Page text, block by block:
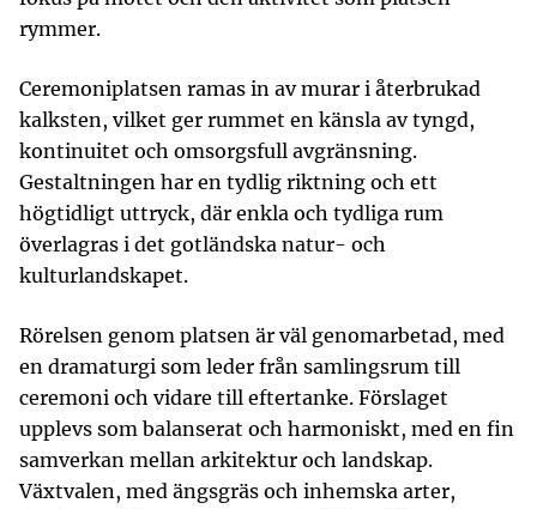
rymmer.
Ceremoniplatsen ramas in av murar i återbrukad
kalksten, vilket ger rummet en känsla av tyngd,
kontinuitet och omsorgsfull avgränsning.
Gestaltningen har en tydlig riktning och ett
högtidligt uttryck, där enkla och tydliga rum
överlagras i det gotländska natur- och
kulturlandskapet.
Rörelsen genom platsen är väl genomarbetad, med
en dramaturgi som leder från samlingsrum till
ceremoni och vidare till eftertanke. Förslaget
upplevs som balanserat och harmoniskt, med en fin
samverkan mellan arkitektur och landskap.
Växtvalen, med ängsgräs och inhemska arter,